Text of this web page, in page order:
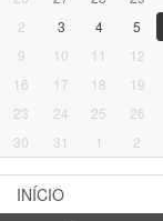
2
3 4 5
9
10 11 12
16
17 18 19
23
24 25 26
30
31 1 2
INÍCIO